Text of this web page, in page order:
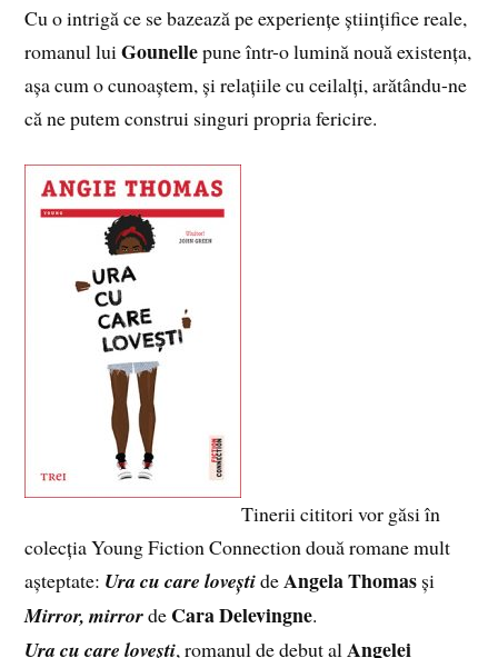
Cu o intrigă ce se bazează pe experiențe științifice reale,
romanul luiGounellepune într-o lumină nouă existența,
așa cum o cunoaștem, și relațiile cu ceilalți, arătându-ne
că ne putem construi singuri propria fericire.
Tinerii cititori vor găsi în
colecția Young Fiction Connection două romane mult
așteptate: Ura cu care loveștideAngela Thomas și
Mirror, mirrorde Cara Delevingne.
Ura cu care lovești, romanul de debut alAngelei